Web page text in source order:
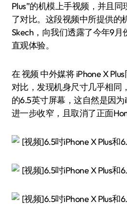
Plus”的机模上手视频，并且同
了对比。这段视频中所提供的
Skech，向我们透露了今年9月
直观体验。
在 视频 中外媒将 iPhone X
对比，发现机身尺寸几乎相同
的6.5英寸屏幕，这自然是因为
进一步收窄，且取消了正面